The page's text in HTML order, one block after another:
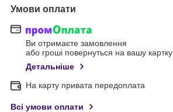
Умови оплати
Ви отримаєте замовлення
або гроші повернуться на вашу картку
Детальніше
На карту привата передоплата
Всі умови оплати